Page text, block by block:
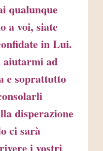
qualunque
a voi, siate
in Lui.
aiutarmi ad
e soprattutto
disperazione
ci sarà